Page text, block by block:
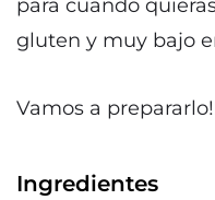
para cuando
gluten y muy bajo
Vamos a
Ingredientes